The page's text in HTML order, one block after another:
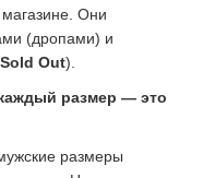
Они
(дропами) и
Sold Out).
размер — это
размеры